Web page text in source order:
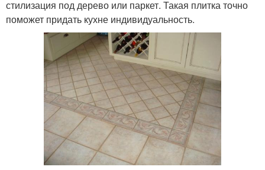
стилизация под дерево или паркет. Такая плитка точно
поможет придать кухне индивидуальность.